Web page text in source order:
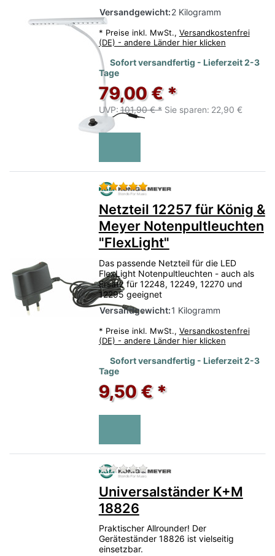
Versandgewicht:2 Kilogramm
* Preise inkl. MwSt., Versandkostenfrei
(DE) - andere Länder hier klicken
Sofort versandfertig - Lieferzeit 2-3
Tage
79,00 € *
UVP: 101,90 € * Sie sparen: 22,90 €
Bewertung: 5 von 5
Netzteil 12257 für König &
Meyer Notenpultleuchten
"FlexLight"
Das passende Netzteil für die LED
FlexLight Notenpultleuchten - auch als
Ersatz für 12248, 12249, 12270 und
12295 geeignet
Versandgewicht:1 Kilogramm
* Preise inkl. MwSt., Versandkostenfrei
(DE) - andere Länder hier klicken
Sofort versandfertig - Lieferzeit 2-3
Tage
9,50 € *
Zu diesem Produkt liegen
Universalständer K+M
18826
Praktischer Allrounder! Der
Geräteständer 18826 ist vielseitig
einsetzbar.